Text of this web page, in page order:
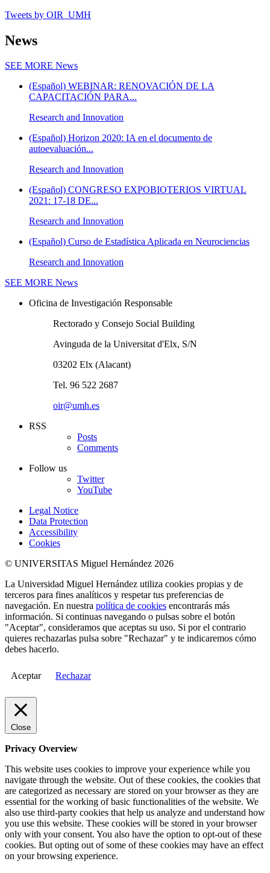
Tweets by OIR_UMH
News
SEE MORE News
(Español) WEBINAR: RENOVACIÓN DE LA
CAPACITACIÓN PARA...
Research and Innovation
(Español) Horizon 2020: IA en el documento de
autoevaluación...
Research and Innovation
(Español) CONGRESO EXPOBIOTERIOS VIRTUAL
2021: 17-18 DE...
Research and Innovation
(Español) Curso de Estadística Aplicada en Neurociencias
Research and Innovation
SEE MORE News
Oficina de Investigación Responsable
Rectorado y Consejo Social Building
Avinguda de la Universitat d'Elx, S/N
03202 Elx (Alacant)
Tel. 96 522 2687
oir@umh.es
RSS
Posts
Comments
Follow us
Twitter
YouTube
Legal Notice
Data Protection
Accessibility
Cookies
© UNIVERSITAS Miguel Hernández 2026
La Universidad Miguel Hernández utiliza cookies propias y de
terceros para fines analíticos y respetar tus preferencias de
navegación. En nuestra política de cookies encontrarás más
información. Si continuas navegando o pulsas sobre el botón
"Aceptar", consideramos que aceptas su uso. Si por el contrario
quieres rechazarlas pulsa sobre "Rechazar" y te indicaremos cómo
debes hacerlo.
Aceptar Rechazar
Close
Privacy Overview
This website uses cookies to improve your experience while you
navigate through the website. Out of these cookies, the cookies that
are categorized as necessary are stored on your browser as they are
essential for the working of basic functionalities of the website. We
also use third-party cookies that help us analyze and understand how
you use this website. These cookies will be stored in your browser
only with your consent. You also have the option to opt-out of these
cookies. But opting out of some of these cookies may have an effect
on your browsing experience.